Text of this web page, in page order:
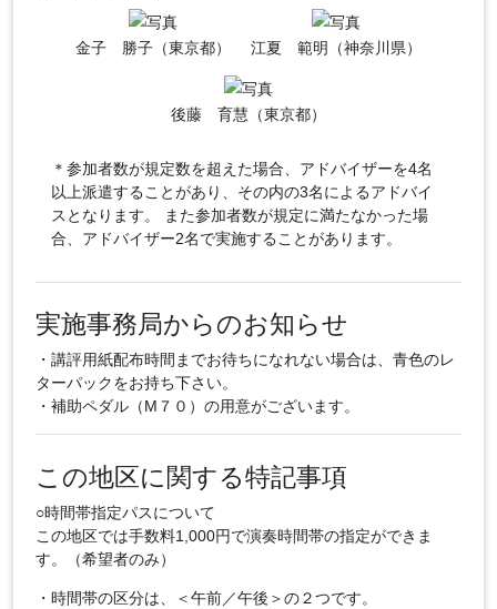
金子 勝子（東京都） 江夏 範明（神奈川県）
後藤 育慧（東京都）
＊参加者数が規定数を超えた場合、アドバイザーを4名
以上派遣することがあり、その内の3名によるアドバイ
スとなります。 また参加者数が規定に満たなかった場
合、アドバイザー2名で実施することがあります。
実施事務局からのお知らせ
・講評用紙配布時間までお待ちになれない場合は、青色のレ
ターパックをお持ち下さい。
・補助ペダル（M７０）の用意がございます。
この地区に関する特記事項
○時間帯指定パスについて
この地区では手数料1,000円で演奏時間帯の指定ができま
す。（希望者のみ）
・時間帯の区分は、＜午前／午後＞の２つです。